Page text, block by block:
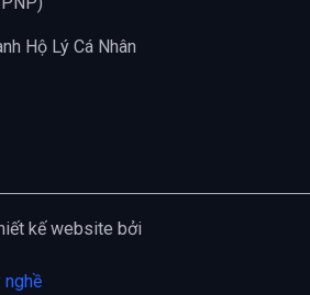
Hộ Lý Cá Nhân
kế website bởi
nghề